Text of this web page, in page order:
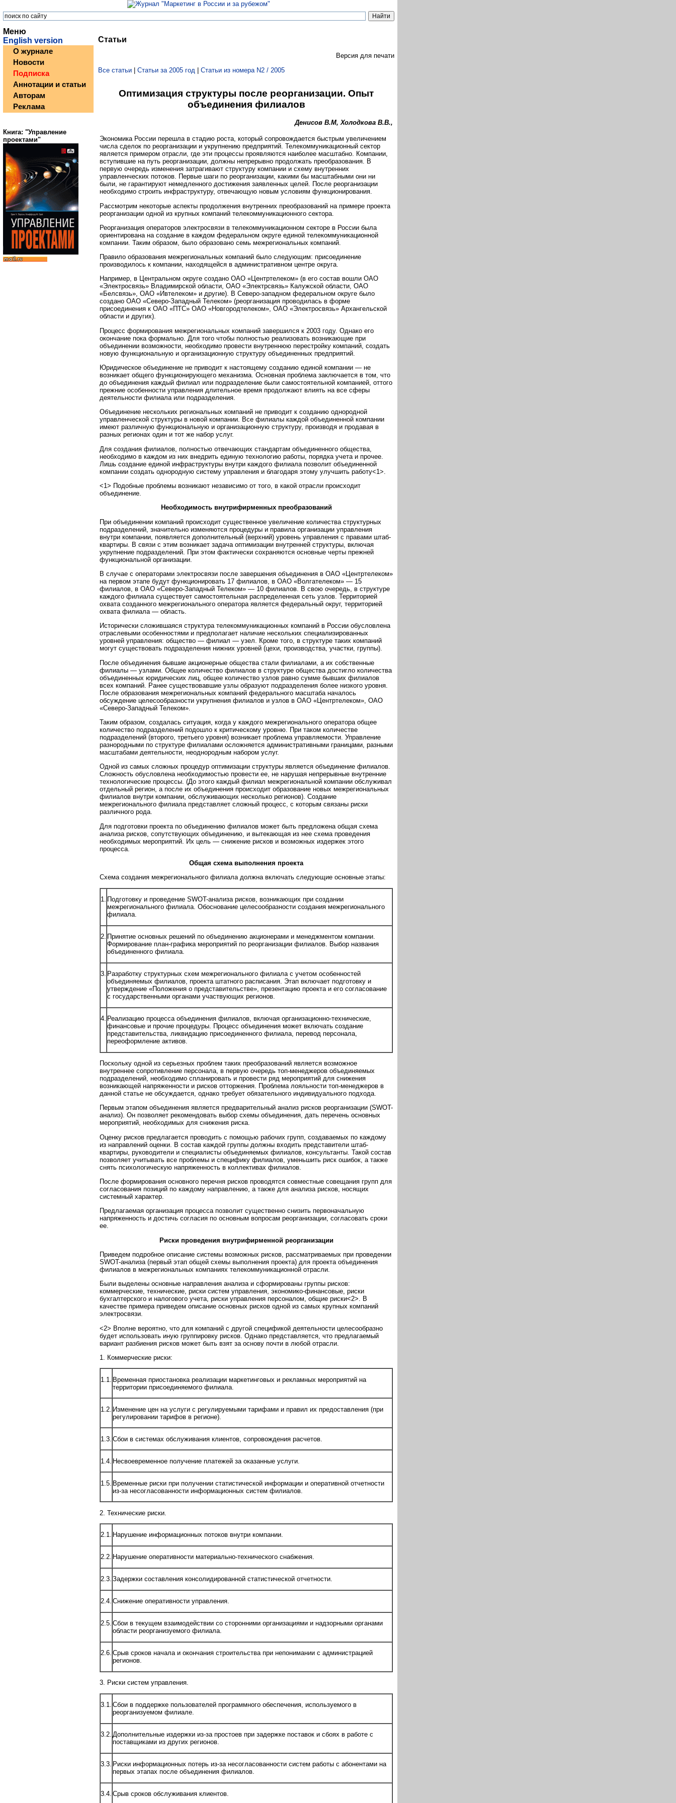
Меню
English version
О журнале
Новости
Подписка
Аннотации и статьи
Авторам
Реклама
Книга: "Управление
проектами"
Статьи
Версия для печати
Все статьи | Статьи за 2005 год | Статьи из номера N2 / 2005
Оптимизация структуры после реорганизации. Опыт
объединения филиалов
Денисов В.М, Холодкова В.В.,
Экономика России перешла в стадию роста, который сопровождается быстрым увеличением
числа сделок по реорганизации и укрупнению предприятий. Телекоммуникационный сектор
является примером отрасли, где эти процессы проявляются наиболее масштабно. Компании,
вступившие на путь реорганизации, должны непрерывно продолжать преобразования. В
первую очередь изменения затрагивают структуру компании и схему внутренних
управленческих потоков. Первые шаги по реорганизации, какими бы масштабными они ни
были, не гарантируют немедленного достижения заявленных целей. После реорганизации
необходимо строить инфраструктуру, отвечающую новым условиям функционирования.
Рассмотрим некоторые аспекты продолжения внутренних преобразований на примере проекта
реорганизации одной из крупных компаний телекоммуникационного сектора.
Реорганизация операторов электросвязи в телекоммуникационном секторе в России была
ориентирована на создание в каждом федеральном округе единой телекоммуникационной
компании. Таким образом, было образовано семь межрегиональных компаний.
Правило образования межрегиональных компаний было следующим: присоединение
производилось к компании, находящейся в административном центре округа.
Например, в Центральном округе создано ОАО «Центртелеком» (в его состав вошли ОАО
«Электросвязь» Владимирской области, ОАО «Электрсвязь» Калужской области, ОАО
«Белсвязь», ОАО «Ивтелеком» и другие). В Северо-западном федеральном округе было
создано ОАО «Северо-Западный Телеком» (реорганизация проводилась в форме
присоединения к ОАО «ПТС» ОАО «Новгородтелеком», ОАО «Электросвязь» Архангельской
области и других).
Процесс формирования межрегиональных компаний завершился к 2003 году. Однако его
окончание пока формально. Для того чтобы полностью реализовать возникающие при
объединении возможности, необходимо провести внутреннюю перестройку компаний, создать
новую функциональную и организационную структуру объединенных предприятий.
Юридическое объединение не приводит к настоящему созданию единой компании — не
возникает общего функционирующего механизма. Основная проблема заключается в том, что
до объединения каждый филиал или подразделение были самостоятельной компанией, оттого
прежние особенности управления длительное время продолжают влиять на все сферы
деятельности филиала или подразделения.
Объединение нескольких региональных компаний не приводит к созданию однородной
управленческой структуры в новой компании. Все филиалы каждой объединенной компании
имеют различную функциональную и организационную структуру, производя и продавая в
разных регионах один и тот же набор услуг.
Для создания филиалов, полностью отвечающих стандартам объединенного общества,
необходимо в каждом из них внедрить единую технологию работы, порядка учета и прочее.
Лишь создание единой инфраструктуры внутри каждого филиала позволит объединенной
компании создать однородную систему управления и благодаря этому улучшить работу<1>.
<1> Подобные проблемы возникают независимо от того, в какой отрасли происходит
объединение.
Необходимость внутрифирменных преобразований
При объединении компаний происходит существенное увеличение количества структурных
подразделений, значительно изменяются процедуры и правила организации управления
внутри компании, появляется дополнительный (верхний) уровень управления с правами штаб-
квартиры. В связи с этим возникает задача оптимизации внутренней структуры, включая
укрупнение подразделений. При этом фактически сохраняются основные черты прежней
функциональной организации.
В случае с операторами электросвязи после завершения объединения в ОАО «Центртелеком»
на первом этапе будут функционировать 17 филиалов, в ОАО «Волгателеком» — 15
филиалов, в ОАО «Северо-Западный Телеком» — 10 филиалов. В свою очередь, в структуре
каждого филиала существует самостоятельная распределенная сеть узлов. Территорией
охвата созданного межрегионального оператора является федеральный округ, территорией
охвата филиала — область.
Исторически сложившаяся структура телекоммуникационных компаний в России обусловлена
отраслевыми особенностями и предполагает наличие нескольких специализированных
уровней управления: общество — филиал — узел. Кроме того, в структуре таких компаний
могут существовать подразделения нижних уровней (цехи, производства, участки, группы).
После объединения бывшие акционерные общества стали филиалами, а их собственные
филиалы — узлами. Общее количество филиалов в структуре общества достигло количества
объединенных юридических лиц, общее количество узлов равно сумме бывших филиалов
всех компаний. Ранее существовавшие узлы образуют подразделения более низкого уровня.
После образования межрегиональных компаний федерального масштаба началось
обсуждение целесообразности укрупнения филиалов и узлов в ОАО «Центртелеком», ОАО
«Северо-Западный Телеком».
Таким образом, создалась ситуация, когда у каждого межрегионального оператора общее
количество подразделений подошло к критическому уровню. При таком количестве
подразделений (второго, третьего уровня) возникает проблема управляемости. Управление
разнородными по структуре филиалами осложняется административными границами, разными
масштабами деятельности, неоднородным набором услуг.
Одной из самых сложных процедур оптимизации структуры является объединение филиалов.
Сложность обусловлена необходимостью провести ее, не нарушая непрерывные внутренние
технологические процессы. (До этого каждый филиал межрегиональной компании обслуживал
отдельный регион, а после их объединения происходит образование новых межрегиональных
филиалов внутри компании, обслуживающих несколько регионов). Создание
межрегионального филиала представляет сложный процесс, с которым связаны риски
различного рода.
Для подготовки проекта по объединению филиалов может быть предложена общая схема
анализа рисков, сопутствующих объединению, и вытекающая из нее схема проведения
необходимых мероприятий. Их цель — снижение рисков и возможных издержек этого
процесса.
Общая схема выполнения проекта
Схема создания межрегионального филиала должна включать следующие основные этапы:
1. Подготовку и проведение SWOT-анализа рисков, возникающих при создании
межрегионального филиала. Обоснование целесообразности создания межрегионального
филиала.
2. Принятие основных решений по объединению акционерами и менеджментом компании.
Формирование план-графика мероприятий по реорганизации филиалов. Выбор названия
объединенного филиала.
3. Разработку структурных схем межрегионального филиала с учетом особенностей
объединяемых филиалов, проекта штатного расписания. Этап включает подготовку и
утверждение «Положения о представительстве», презентацию проекта и его согласование
с государственными органами участвующих регионов.
4. Реализацию процесса объединения филиалов, включая организационно-технические,
финансовые и прочие процедуры. Процесс объединения может включать создание
представительства, ликвидацию присоединенного филиала, перевод персонала,
переоформление активов.
Поскольку одной из серьезных проблем таких преобразований является возможное
внутреннее сопротивление персонала, в первую очередь топ-менеджеров объединяемых
подразделений, необходимо спланировать и провести ряд мероприятий для снижения
возникающей напряженности и рисков отторжения. Проблема лояльности топ-менеджеров в
данной статье не обсуждается, однако требует обязательного индивидуального подхода.
Первым этапом объединения является предварительный анализ рисков реорганизации (SWOT-
анализ). Он позволяет рекомендовать выбор схемы объединения, дать перечень основных
мероприятий, необходимых для снижения риска.
Оценку рисков предлагается проводить с помощью рабочих групп, создаваемых по каждому
из направлений оценки. В состав каждой группы должны входить представители штаб-
квартиры, руководители и специалисты объединяемых филиалов, консультанты. Такой состав
позволяет учитывать все проблемы и специфику филиалов, уменьшить риск ошибок, а также
снять психологическую напряженность в коллективах филиалов.
После формирования основного перечня рисков проводятся совместные совещания групп для
согласования позиций по каждому направлению, а также для анализа рисков, носящих
системный характер.
Предлагаемая организация процесса позволит существенно снизить первоначальную
напряженность и достичь согласия по основным вопросам реорганизации, согласовать сроки
ее.
Риски проведения внутрифирменной реорганизации
Приведем подробное описание системы возможных рисков, рассматриваемых при проведении
SWOT-анализа (первый этап общей схемы выполнения проекта) для проекта объединения
филиалов в межрегиональных компаниях телекоммуникационной отрасли.
Были выделены основные направления анализа и сформированы группы рисков:
коммерческие, технические, риски систем управления, экономико-финансовые, риски
бухгалтерского и налогового учета, риски управления персоналом, общие риски<2>. В
качестве примера приведем описание основных рисков одной из самых крупных компаний
электросвязи.
<2> Вполне вероятно, что для компаний с другой спецификой деятельности целесообразно
будет использовать иную группировку рисков. Однако представляется, что предлагаемый
вариант разбиения рисков может быть взят за основу почти в любой отрасли.
1. Коммерческие риски:
1.1. Временная приостановка реализации маркетинговых и рекламных мероприятий на
территории присоединяемого филиала.
1.2. Изменение цен на услуги с регулируемыми тарифами и правил их предоставления (при
регулировании тарифов в регионе).
1.3. Сбои в системах обслуживания клиентов, сопровождения расчетов.
1.4. Несвоевременное получение платежей за оказанные услуги.
1.5. Временные риски при получении статистической информации и оперативной отчетности
из-за несогласованности информационных систем филиалов.
2. Технические риски.
2.1. Нарушение информационных потоков внутри компании.
2.2. Нарушение оперативности материально-технического снабжения.
2.3. Задержки составления консолидированной статистической отчетности.
2.4. Снижение оперативности управления.
2.5. Сбои в текущем взаимодействии со сторонними организациями и надзорными органами
области реорганизуемого филиала.
2.6. Срыв сроков начала и окончания строительства при непонимании с администрацией
регионов.
3. Риски систем управления.
3.1. Сбои в поддержке пользователей программного обеспечения, используемого в
реорганизуемом филиале.
3.2. Дополнительные издержки из-за простоев при задержке поставок и сбоях в работе с
поставщиками из других регионов.
3.3. Риски информационных потерь из-за несогласованности систем работы с абонентами на
первых этапах после объединения филиалов.
3.4. Срыв сроков обслуживания клиентов.